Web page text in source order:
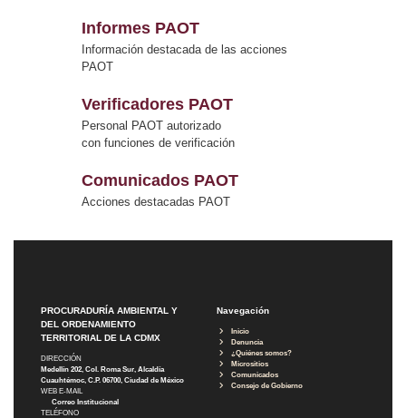
Informes PAOT
Información destacada de las acciones
PAOT
Verificadores PAOT
Personal PAOT autorizado
con funciones de verificación
Comunicados PAOT
Acciones destacadas PAOT
PROCURADURÍA AMBIENTAL Y
DEL ORDENAMIENTO
TERRITORIAL DE LA CDMX
DIRECCIÓN
Medellín 202, Col. Roma Sur, Alcaldía
Cuauhtémoc, C.P. 06700, Ciudad de México
WEB E-MAIL
Correo Institucional
TELÉFONO
Navegación
Inicio
Denuncia
¿Quiénes somos?
Micrositios
Comunicados
Consejo de Gobierno